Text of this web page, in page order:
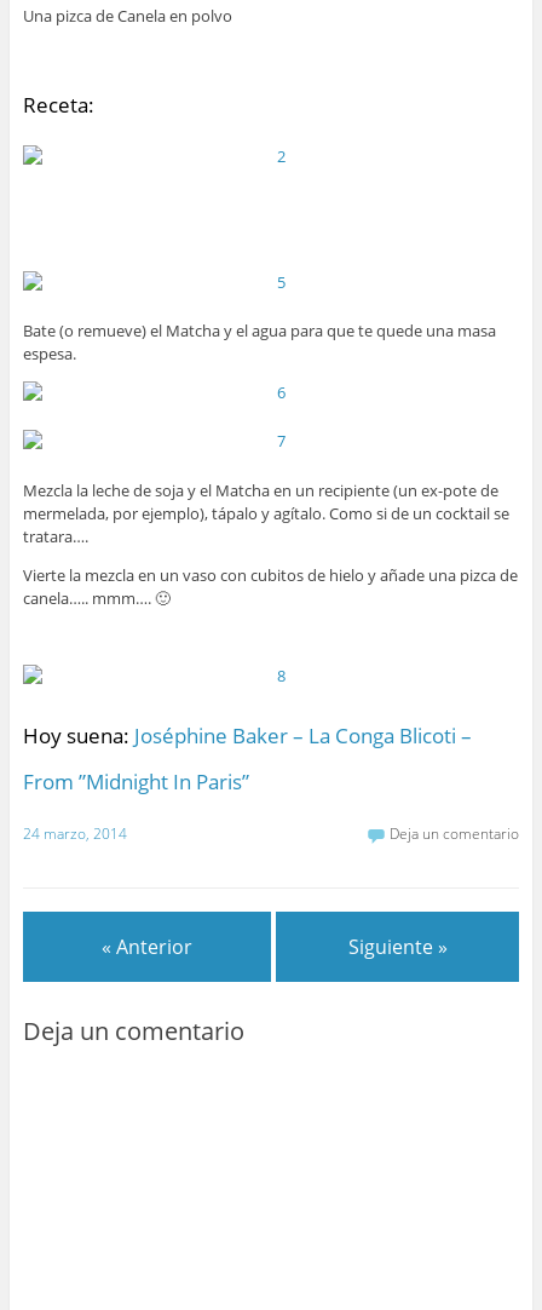
Una pizca de Canela en polvo
Receta:
Bate (o remueve) el Matcha y el agua para que te quede una masa
espesa.
Mezcla la leche de soja y el Matcha en un recipiente (un ex-pote de
mermelada, por ejemplo), tápalo y agítalo. Como si de un cocktail se
tratara….
Vierte la mezcla en un vaso con cubitos de hielo y añade una pizca de
canela….. mmm…. 🙂
Hoy suena: Joséphine Baker – La Conga Blicoti –
From ”Midnight In Paris”
24 marzo, 2014 Deja un comentario
« Anterior Siguiente »
Deja un comentario